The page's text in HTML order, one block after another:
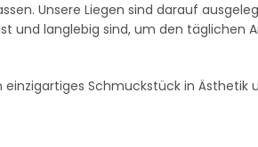
Unsere Liegen sind darauf
und langlebig sind, um den täglichen
Schmuckstück in Ästhetik